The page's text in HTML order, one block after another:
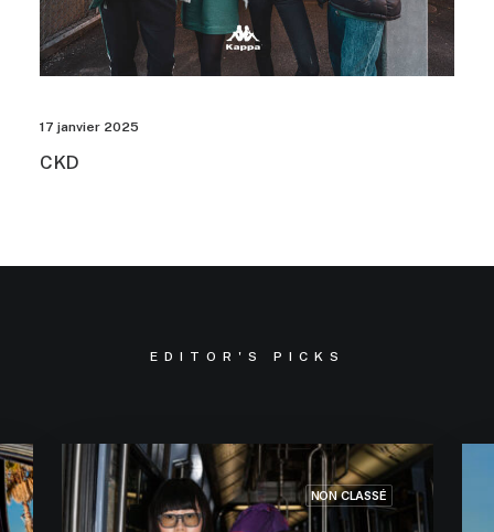
17 janvier 2025
CKD
EDITOR'S PICKS
NON CLASSÉ